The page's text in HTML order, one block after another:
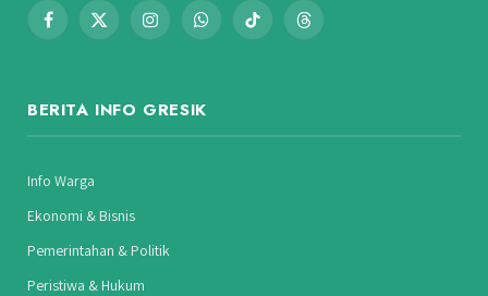
Facebook
X
InstagramWhatsAppTikTok Threads
BERITA INFO GRESIK
Info Warga
Ekonomi & Bisnis
Pemerintahan & Politik
Peristiwa & Hukum